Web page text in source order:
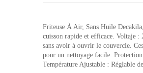
Friteuse À Air, Sans Huile
cuisson rapide et efficace. Voltaje :
sans avoir à ouvrir le couvercle.
pour un nettoyage facile.
Température Ajustable : Réglable